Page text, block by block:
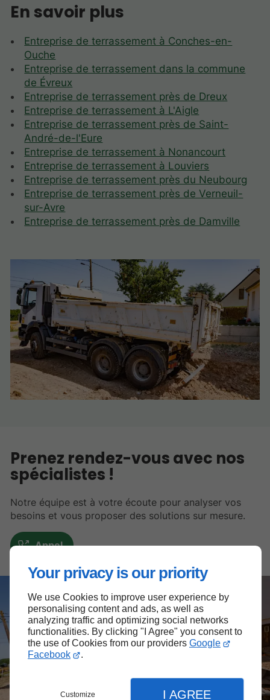
Your privacy is our priority
We use Cookies to improve user experience by
personalising content and ads, as well as
analyzing traffic and optimizing social networks
functionalities. By clicking "I Agree" you consent to
the use of Cookies from our providers Google
Facebook
.
Customize I AGREE
En savoir plus
Entreprise de terrassement à Conches-en-
Ouche
Entreprise de terrassement dans la commune
de Évreux
Entreprise de terrassement près de Dreux
Entreprise de terrassement à L'Aigle
Entreprise de terrassement près de Saint-
André-de-l'Eure
Entreprise de terrassement à Nonancourt
Entreprise de terrassement à Louviers
Entreprise de terrassement près du Neubourg
Entreprise de terrassement près de Verneuil-
sur-Avre
Entreprise de terrassement près de Damville
Prenez rendez-vous avec nos
spécialistes !
Notre équipe est à votre écoute pour analyser vos
besoins et vous proposer des solutions sur mesure.
Appel